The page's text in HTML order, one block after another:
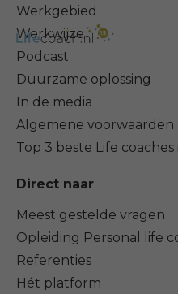
Werkgebied
Werkwijze
Podcast
Duurzame oplossing
In de media
Algemene voorwaarden
Top 3 beste Life
Direct naar
Meest gestelde vragen
Opleiding Personal life
Referenties
Hét platform